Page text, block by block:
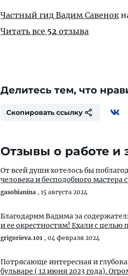
Частный гид Вадим Савенок
Читать все 52 отзыва
Делитесь тем, что
Скопировать ссылку
Отзывы о работе и
От всей души хотелось бы
человека и бесподобного мастера
gasobianina , 15 августа 2024
Благодарим Вадима за
и ее окрестностям! Ехали с целью
grigorieva.101 , 04 февраля 2024
Потрясающе интересная и
бульваре ( 12 июня 2023 года).